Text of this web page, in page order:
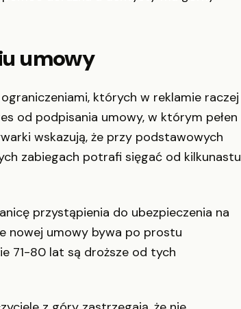
umowy
których w reklamie raczej
od podpisania umowy, w którym pełen
wskazują, że przy podstawowych
zabiegach potrafi sięgać od kilkunastu
przystąpienia do ubezpieczenia na
nowej umowy bywa po prostu
71-80 lat są droższe od tych